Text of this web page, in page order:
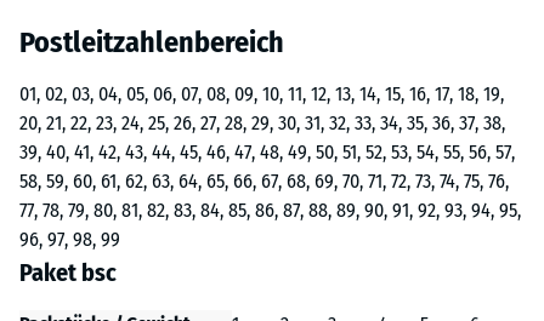
Postleitzahlenbereich
01, 02, 03, 04, 05, 06, 07, 08, 09, 10, 11, 12, 13, 14, 15, 16, 17, 18, 19,
20, 21, 22, 23, 24, 25, 26, 27, 28, 29, 30, 31, 32, 33, 34, 35, 36, 37, 38,
39, 40, 41, 42, 43, 44, 45, 46, 47, 48, 49, 50, 51, 52, 53, 54, 55, 56, 57,
58, 59, 60, 61, 62, 63, 64, 65, 66, 67, 68, 69, 70, 71, 72, 73, 74, 75, 76,
77, 78, 79, 80, 81, 82, 83, 84, 85, 86, 87, 88, 89, 90, 91, 92, 93, 94, 95,
96, 97, 98, 99
Paket bsc